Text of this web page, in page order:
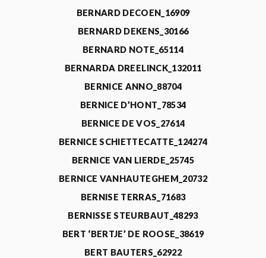
BERNARD DECOEN_16909
BERNARD DEKENS_30166
BERNARD NOTE_65114
BERNARDA DREELINCK_132011
BERNICE ANNO_88704
BERNICE D’HONT_78534
BERNICE DE VOS_27614
BERNICE SCHIETTECATTE_124274
BERNICE VAN LIERDE_25745
BERNICE VANHAUTEGHEM_20732
BERNISE TERRAS_71683
BERNISSE STEURBAUT_48293
BERT ‘BERTJE’ DE ROOSE_38619
BERT BAUTERS_62922